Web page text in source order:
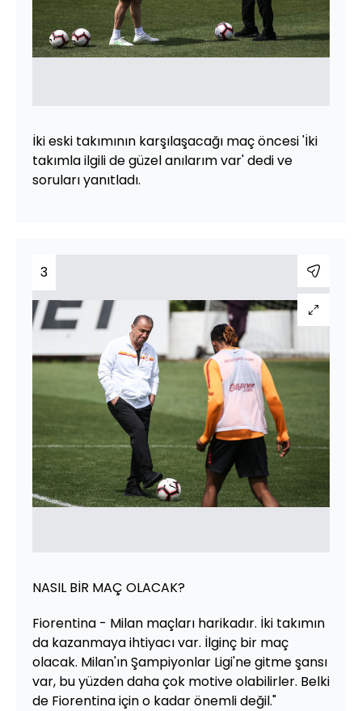
İki eski takımının karşılaşacağı maç öncesi 'İki
takımla ilgili de güzel anılarım var' dedi ve
soruları yanıtladı.
3
NASIL BİR MAÇ OLACAK?
Fiorentina - Milan maçları harikadır. İki takımın
da kazanmaya ihtiyacı var. İlginç bir maç
olacak. Milan'ın Şampiyonlar Ligi'ne gitme şansı
var, bu yüzden daha çok motive olabilirler. Belki
de Fiorentina için o kadar önemli değil."